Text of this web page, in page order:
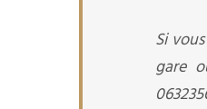
Si
gare